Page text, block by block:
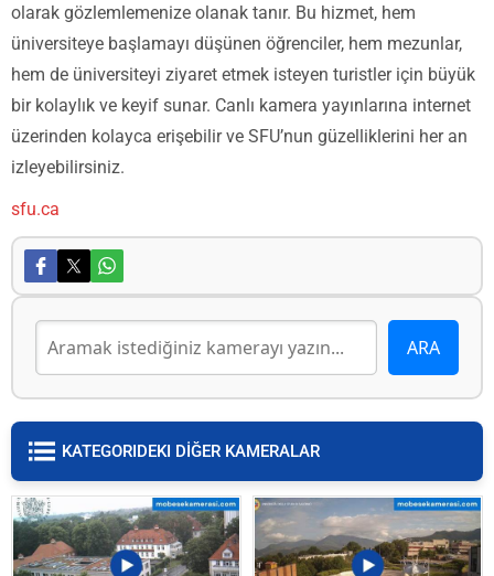
olarak gözlemlemenize olanak tanır. Bu hizmet, hem
üniversiteye başlamayı düşünen öğrenciler, hem mezunlar,
hem de üniversiteyi ziyaret etmek isteyen turistler için büyük
bir kolaylık ve keyif sunar. Canlı kamera yayınlarına internet
üzerinden kolayca erişebilir ve SFU’nun güzelliklerini her an
izleyebilirsiniz.
sfu.ca
KATEGORIDEKI DİĞER KAMERALAR